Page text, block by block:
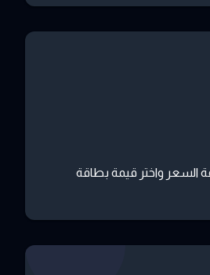
السعر واختر قيمة بطاقة